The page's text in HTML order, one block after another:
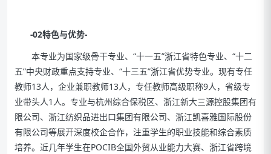
-02特色与优势-
本专业为国家级骨干专业、“十一五”浙江省特色专业、“十二
五”中央财政重点支持专业、“十三五”浙江省优势专业。现有专任
教师13人，企业兼职教师13人，专任教师高级职称9人，省级专
业带头人1人。专业与杭州综合保税区、浙江新大三源控股集团有
限公司、浙江纺织品进出口集团有限公司、浙江凯喜雅国际股份
有限公司等展开深度校企合作，注重学生的职业技能和综合素质
培养。近几年学生在POCIB全国外贸从业能力大赛、浙江省跨境